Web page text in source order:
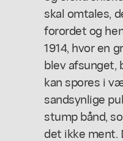
skal omtales,
forordet og
1914, hvor en
blev afsunget,
kan spores i
sandsynlige
stump bånd,
det ikke ment.